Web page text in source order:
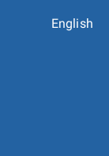
English